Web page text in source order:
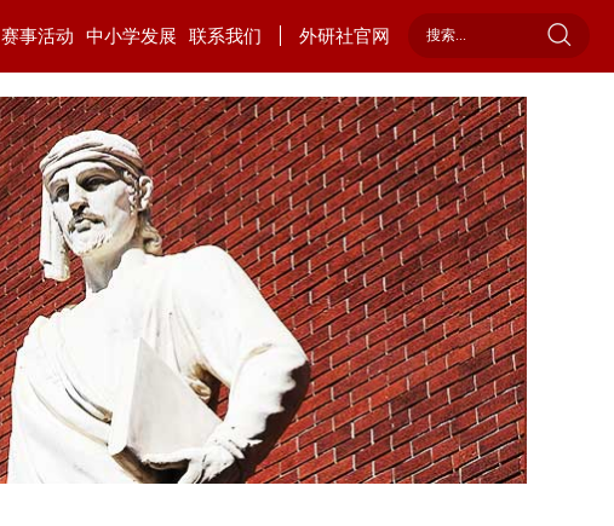
赛事活动 中小学发展 联系我们 外研社官网